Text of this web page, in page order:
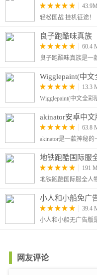
轻松国战 挂机征途！
良子跑酷味真族
60.4
Wigglepaint(中文
13.3
akinator安卓中文
63.8
地铁跑酷国际服
191
小人和小船免广
39.4
网友评论